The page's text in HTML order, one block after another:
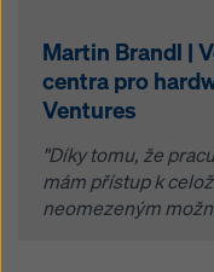
Martin Brandl |
centra pro
Ventures
"Díky tomu, že
mám přístup k
neomezeným